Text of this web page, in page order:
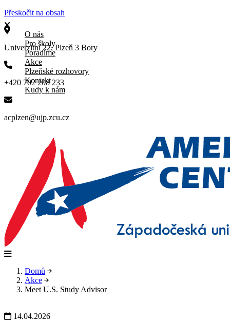
Přeskočit na obsah
Univerzitní 22, Plzeň 3 Bory
+420 702 208 233
acplzen@ujp.zcu.cz
O nás
Pro školy
Poradíme
Akce
Plzeňské rozhovory
Kontakt
Kudy k nám
Domů
Akce
Meet U.S. Study Advisor
14.04.2026